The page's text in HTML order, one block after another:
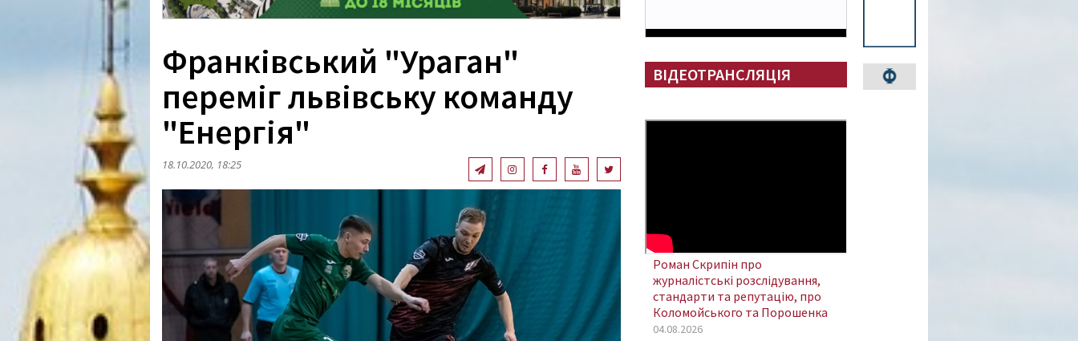
Франківський "Ураган"
переміг львівську команду
"Енергія"
18.10.2020, 18:25
ВІДЕОТРАНСЛЯЦІЯ
Роман Скрипін про
журналістські розслідування,
стандарти та репутацію, про
Коломойського та Порошенка
04.08.2026